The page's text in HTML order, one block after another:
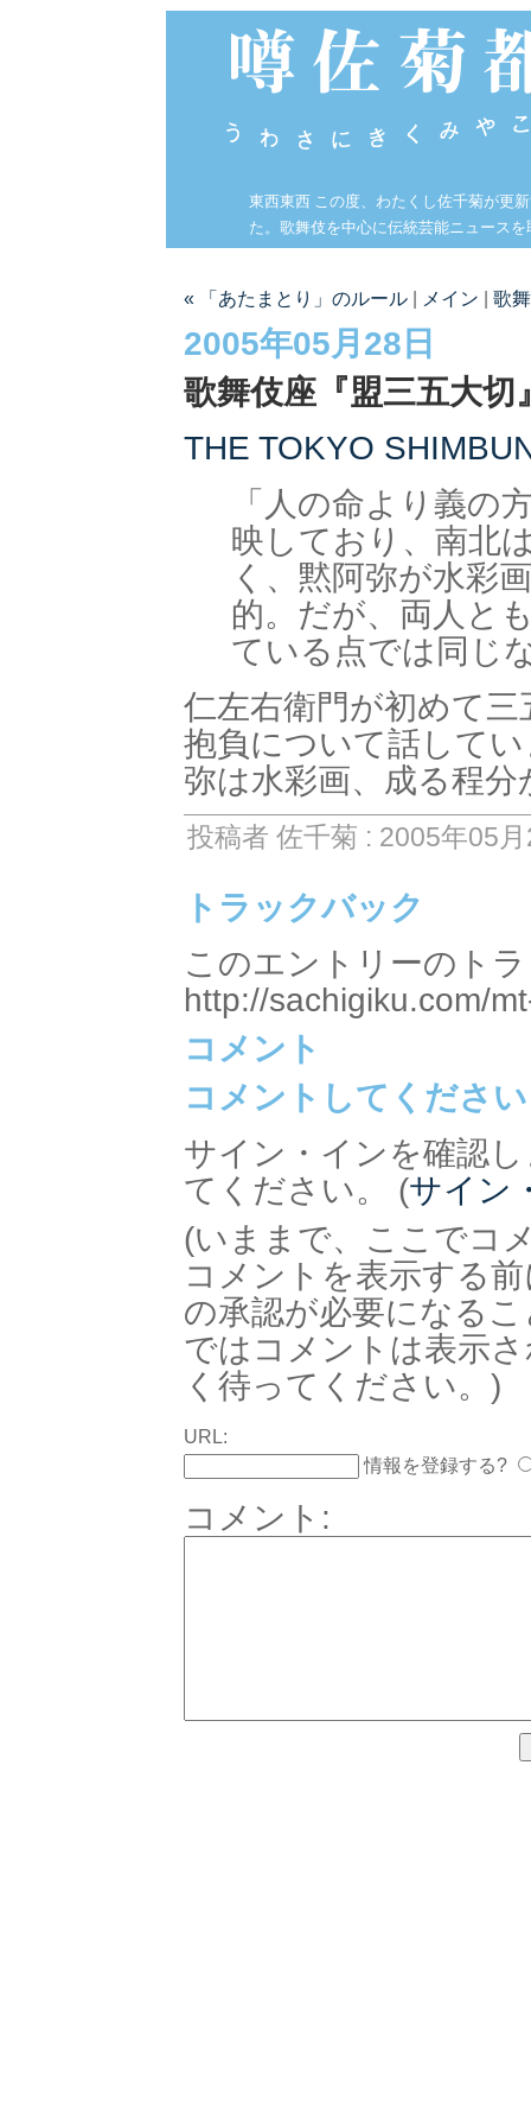
東西東西 この度、わたくし佐千菊が更
た。歌舞伎を中心に伝統芸能ニュース
« 「あたまとり」のルール メイン 歌
2005年05月28日
歌舞伎座『盟三五大切
THE TOKYO
「人の命より義の
映しており、南北
く、黙阿弥が水彩
的。だが、両人と
ている点では同じ
仁左右衛門が初めて
抱負について話して
弥は水彩画、成る程
投稿者 佐千菊 : 2005年05
トラックバック
このエントリーのト
http://sachigiku.com/
コメント
コメントしてください
サイン・インを確認
てください。 (サイン
(いままで、ここでコ
コメントを表示する
の承認が必要になる
ではコメントは表示
く待ってください。)
URL:
情報を登録する?
コメント: